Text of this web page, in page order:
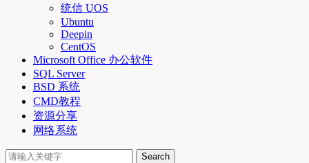
统信 UOS
Ubuntu
Deepin
CentOS
Microsoft Office 办公软件
SQL Server
BSD 系统
CMD教程
资源分享
网络系统
Search